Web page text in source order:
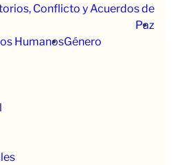
Conflicto y Acuerdos de
Paz
HumanosGénero